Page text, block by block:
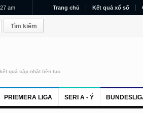
am Trang chủ Kết quả xổ số
quả cập nhật liên tục.
PRIEMERA LIGA SERI A - Ý